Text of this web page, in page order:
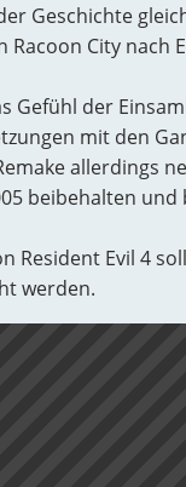
Geschichte
Racoon City
Gefühl der
mit den
allerdings
beibehalten
Resident Evil 4
werden.